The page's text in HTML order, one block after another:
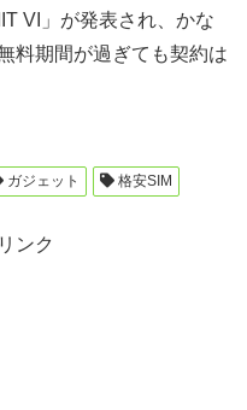
VI」が発表され、かな
料期間が過ぎても契約は
ガジェット 格安SIM
ンク